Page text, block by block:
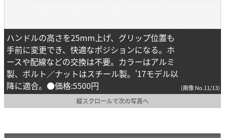
ハンドルの高さを25mm上げ、グリップ位置も
手前に変更でき、快適なポジションになる。ホ
ースや配線などの交換は不要。カラーはアルミ
製、ボルト／ナットはスチール製。'17モデル以
降に適合。●価格:5500円
(画像 No.11/13)
縦スクロールで次の写真へ